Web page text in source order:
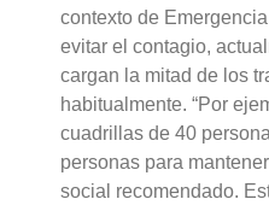
contexto de
evitar el contagio,
cargan la mitad de los
habitualmente. “Por
cuadrillas de 40
personas para
social recomendado.